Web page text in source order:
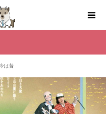
は昔